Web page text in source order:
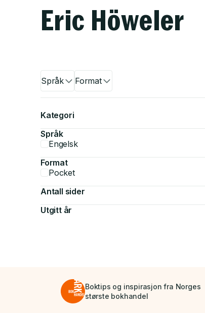
Eric Höweler
Språk Format
Kategori
Språk
Engelsk
Format
Pocket
Antall sider
Utgitt år
Boktips og inspirasjon fra Norges
største bokhandel